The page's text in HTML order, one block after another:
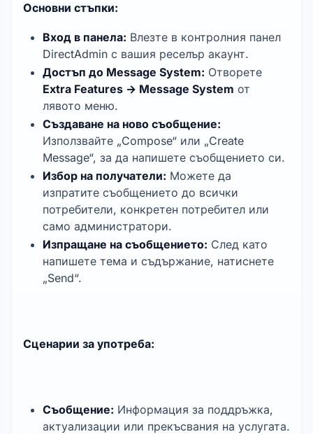
Основни стъпки:
Вход в панела: Влезте в контролния панел
DirectAdmin с вашия реселър акаунт.
Достъп до Message System: Отворете
Extra Features → Message System от
лявото меню.
Създаване на ново съобщение:
Използвайте „Compose“ или „Create
Message“, за да напишете съобщението си.
Избор на получатели: Можете да
изпратите съобщението до всички
потребители, конкретен потребител или
само администратори.
Изпращане на съобщението: След като
напишете тема и съдържание, натиснете
„Send“.
Сценарии за употреба:
Съобщение: Информация за поддръжка,
актуализации или прекъсвания на услугата.